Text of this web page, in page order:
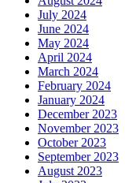
July 2024
June 2024
May 2024
April 2024
March 2024
February 2024
January 2024
December 2023
November 2023
October 2023
September 2023
August 2023